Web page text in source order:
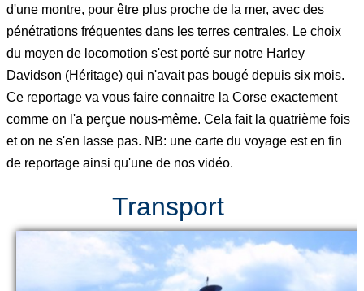
d'une montre, pour être plus proche de la mer, avec des
pénétrations fréquentes dans les terres centrales. Le choix
du moyen de locomotion s'est porté sur notre Harley
Davidson (Héritage) qui n'avait pas bougé depuis six mois.
Ce reportage va vous faire connaitre la Corse exactement
comme on l'a perçue nous-même. Cela fait la quatrième fois
et on ne s'en lasse pas. NB: une carte du voyage est en fin
de reportage ainsi qu'une de nos vidéo.
Transport